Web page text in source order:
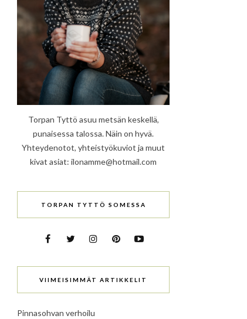
Torpan Tyttö asuu metsän keskellä,
punaisessa talossa. Näin on hyvä.
Yhteydenotot, yhteistyökuviot ja muut
kivat asiat: ilonamme@hotmail.com
TORPAN TYTTÖ SOMESSA
VIIMEISIMMÄT ARTIKKELIT
Pinnasohvan verhoilu